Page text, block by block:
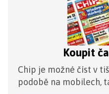
Koupit
Chip je možné číst v
podobě na mobilech,